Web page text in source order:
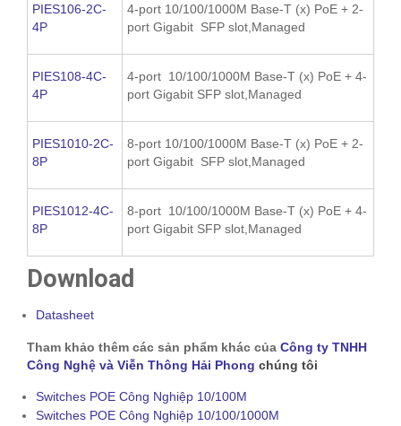
PIES106-2C-
4P
4-port 10/100/1000M Base-T (x) PoE + 2-
port Gigabit SFP slot,Managed
PIES108-4C-
4P
4-port 10/100/1000M Base-T (x) PoE + 4-
port Gigabit SFP slot,Managed
PIES1010-2C-
8P
8-port 10/100/1000M Base-T (x) PoE + 2-
port Gigabit SFP slot,Managed
PIES1012-4C-
8P
8-port 10/100/1000M Base-T (x) PoE + 4-
port Gigabit SFP slot,Managed
Download
Datasheet
Tham khảo thêm các sản phẩm khác của Công ty TNHH
Công Nghệ và Viễn Thông Hải Phong chúng tôi
Switches POE Công Nghiệp 10/100M
Switches POE Công Nghiệp 10/100/1000M